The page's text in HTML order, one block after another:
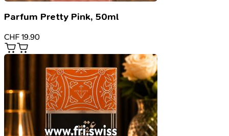
Parfum Pretty Pink, 50ml
CHF 19.90